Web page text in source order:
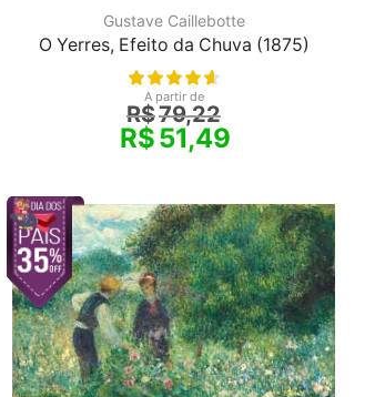
Gustave Caillebotte
O Yerres, Efeito da Chuva (1875)
A partir de
R$79,22
R$51,49